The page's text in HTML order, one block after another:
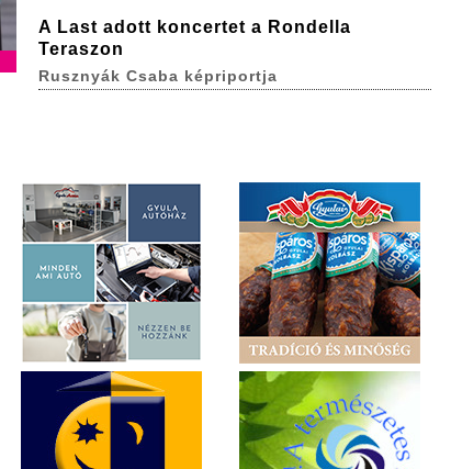
A Last adott koncertet a Rondella
Teraszon
Rusznyák Csaba képriportja